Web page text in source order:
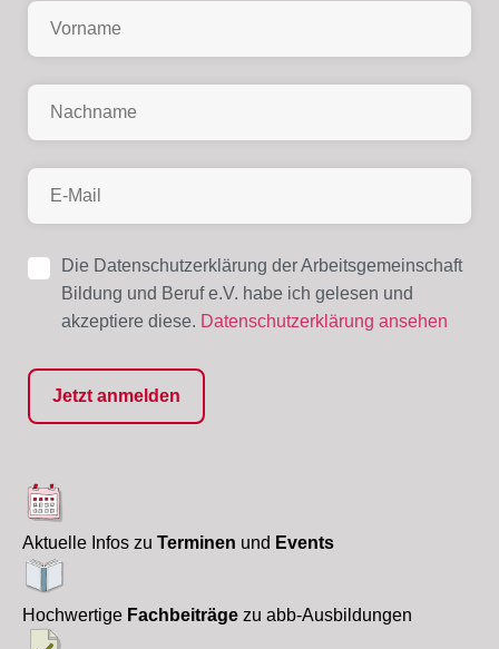
Die Datenschutzerklärung der Arbeitsgemeinschaft
Bildung und Beruf e.V. habe ich gelesen und
akzeptiere diese. Datenschutzerklärung ansehen
Aktuelle Infos zu Terminen und Events
Hochwertige Fachbeiträge zu abb-Ausbildungen